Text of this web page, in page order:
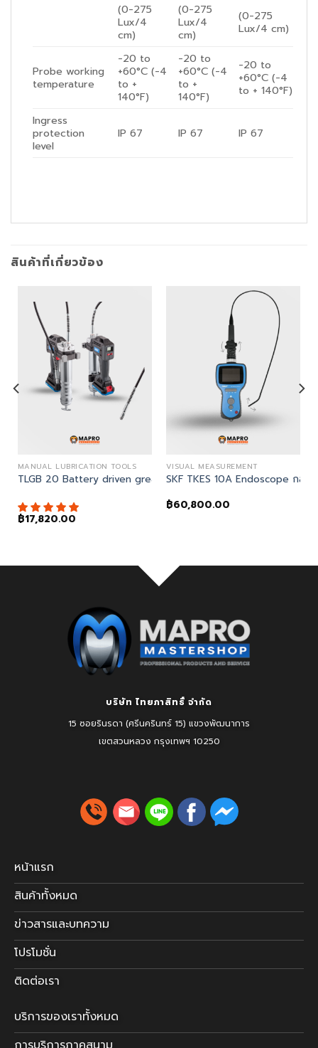
(0-275
Lux/4
cm)
(0-275
Lux/4
cm)
(0-275
Lux/4 cm)
Probe working
temperature
-20 to
+60°C (-4
to +
140°F)
-20 to
+60°C (-4
to +
140°F)
-20 to
+60°C (-4
to + 140°F)
Ingress
protection
level
IP 67 IP 67 IP 67
สินค้าที่เกี่ยวข้อง
MANUAL LUBRICATION TOOLS
TLGB 20 Battery driven grease gun (TLGB 21 รหัสแทน)
฿17,820.00
VISUAL MEASUREMENT
SKF TKES 10A Endoscope กล้อ
฿60,800.00
งมือวัดค่าความสั่นสะเทือนเครื่องจักร
บริษัท ไทยภาสิทธิ์ จำกัด
15 ซอยรินรดา (ศรีนครินทร์ 15) แขวงพัฒนาการ
เขตสวนหลวง กรุงเทพฯ 10250
หน้าแรก
สินค้าทั้งหมด
ข่าวสารและบทความ
โปรโมชั่น
ติดต่อเรา
บริการของเราทั้งหมด